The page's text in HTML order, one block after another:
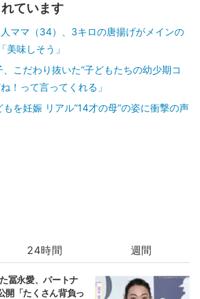
ています
ママ（34）、3キロの唐揚げがメインの
美味しそう」
こだわり抜いた“子どもたちの幼少期コ
！って言ってくれる」
を妊娠 リアル“14才の母”の姿に衝撃の声
24時間 週間
冨永愛、パートナ
開「たくさん背負っ